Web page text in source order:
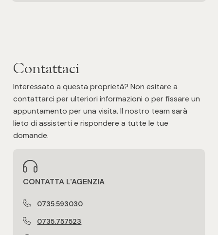
Contattaci
Interessato a questa proprietà? Non esitare a
contattarci per ulteriori informazioni o per fissare un
appuntamento per una visita. Il nostro team sarà
lieto di assisterti e rispondere a tutte le tue
domande.
CONTATTA L'AGENZIA
0735.593030
0735.757523